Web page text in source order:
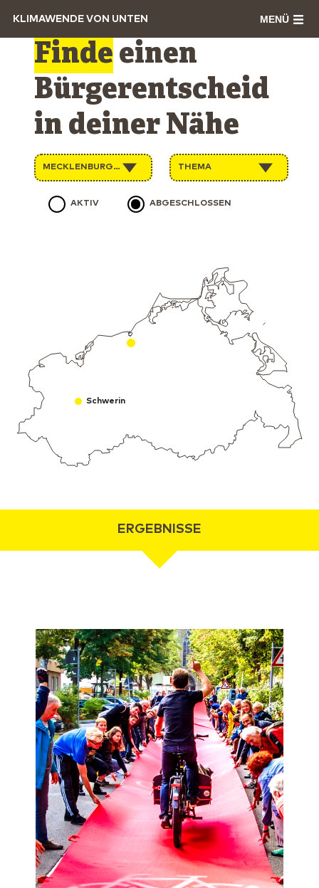
KLIMAWENDE VON UNTEN MENÜ
Schwerin
Finde einen
Bürgerentscheid
in deiner Nähe
MECKLENBURG-VORPOMMERNTHEMA
AKTIV ABGESCHLOSSEN
ERGEBNISSE